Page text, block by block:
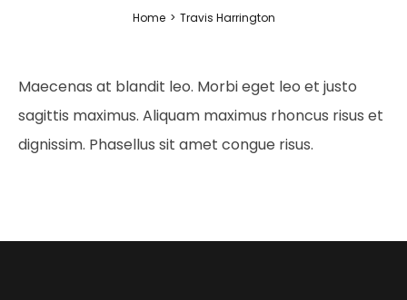
Home > Travis Harrington
Maecenas at blandit leo. Morbi eget leo et justo
sagittis maximus. Aliquam maximus rhoncus risus et
dignissim. Phasellus sit amet congue risus.